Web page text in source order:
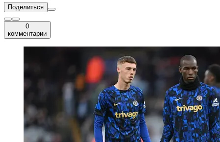
Поделиться
0
комментарии